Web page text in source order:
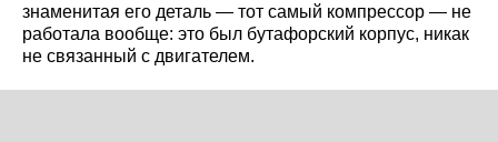
знаменитая его деталь — тот самый компрессор — не
работала вообще: это был бутафорский корпус, никак
не связанный с двигателем.